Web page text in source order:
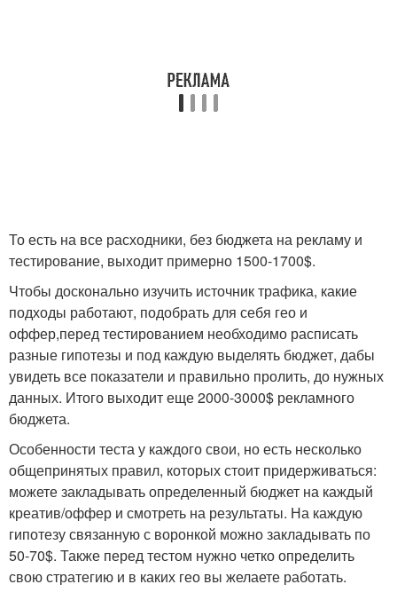
То есть на все расходники, без бюджета на рекламу и
тестирование, выходит примерно 1500-1700$.
Чтобы досконально изучить источник трафика, какие
подходы работают, подобрать для себя гео и
оффер,перед тестированием необходимо расписать
разные гипотезы и под каждую выделять бюджет, дабы
увидеть все показатели и правильно пролить, до нужных
данных. Итого выходит еще 2000-3000$ рекламного
бюджета.
Особенности теста у каждого свои, но есть несколько
общепринятых правил, которых стоит придерживаться:
можете закладывать определенный бюджет на каждый
креатив/оффер и смотреть на результаты. На каждую
гипотезу связанную с воронкой можно закладывать по
50-70$. Также перед тестом нужно четко определить
свою стратегию и в каких гео вы желаете работать.